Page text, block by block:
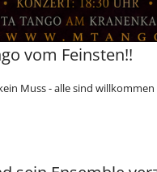
vom Feinsten!!
Muss - alle sind